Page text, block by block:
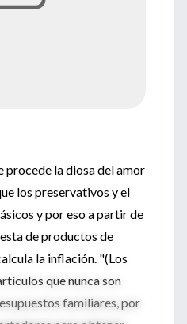
procede la diosa del amor
los preservativos y el
y por eso a partir de
de productos de
la inflación. "(Los
que nunca son
familiares, por